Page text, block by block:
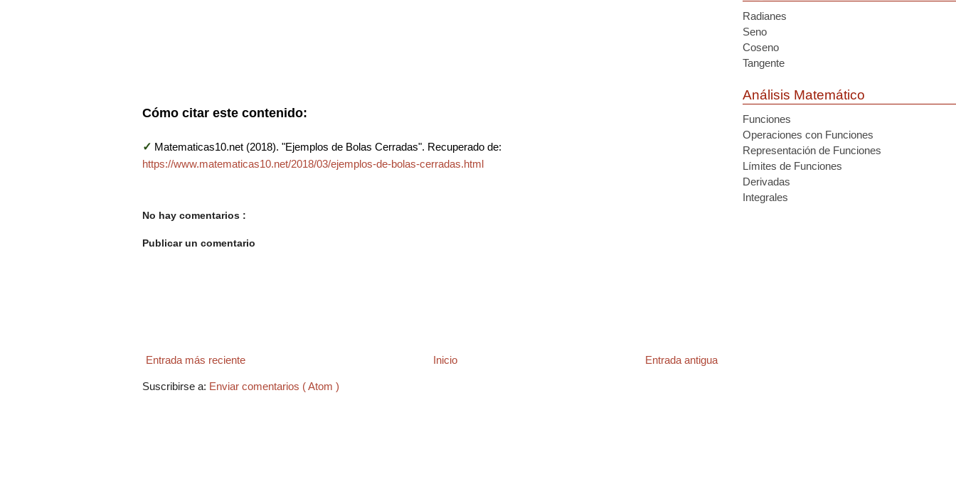
Cómo citar este contenido:
✓ Matematicas10.net (2018). "Ejemplos de Bolas Cerradas". Recuperado de:
https://www.matematicas10.net/2018/03/ejemplos-de-bolas-cerradas.html
No hay comentarios :
Publicar un comentario
Entrada más reciente Entrada antigua
Inicio
Suscribirse a: Enviar comentarios ( Atom )
Radianes
Seno
Coseno
Tangente
Análisis Matemático
Funciones
Operaciones con Funciones
Representación de Funciones
Límites de Funciones
Derivadas
Integrales